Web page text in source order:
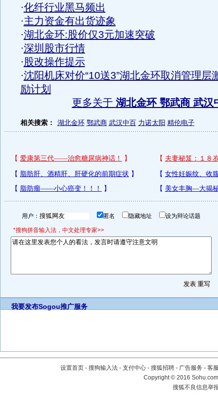
·化纤行业黑马频出
·主力资金有出货迹象
·湖北金环:股价仅3元加速突破
·深圳股市行情
·股改操作提示
·沈阳机床对价“10送3”湖北金环取消管理层
励计划
更多关于 湖北金环 鄂武商 武汉
相关搜索： 湖北金环 鄂武商 武汉中百 力诺太阳 精伦电子
用户： 匿名 隐藏地址 设为辩论话题
*搜狗拼音输入法，中文处理专家>>
我要发布Sogou推广服务
设置首页 - 搜狗输入法 - 支付中心 - 搜狐招聘 - 广告服务 - 客
Copyright©2016
搜狐不良信息举